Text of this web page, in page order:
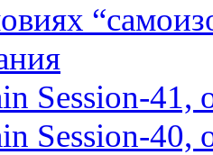
Session-41,
Session-40,